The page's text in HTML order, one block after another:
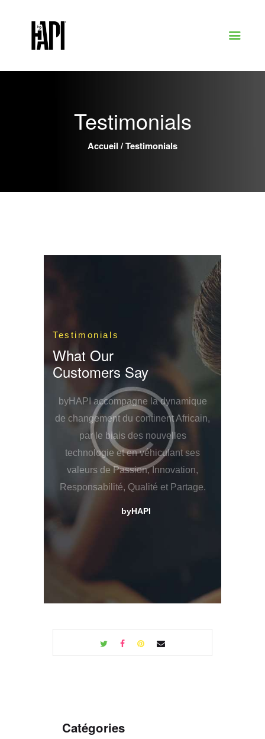
Testimonials
Testimonials
Services
Portfolio
Testimonials
What Our
Customers Say
byHAPI accompagne la dynamique
de changement du continent Africain,
par le biais des nouvelles
technologie et en véhiculant ses
valeurs de Passion, Innovation,
Responsabilité, Qualité et Partage.
byHAPI
Catégories